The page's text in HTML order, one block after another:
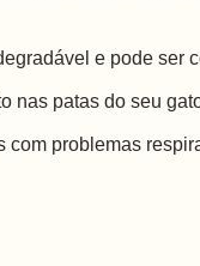
e pode ser
nas patas do seu
com problemas